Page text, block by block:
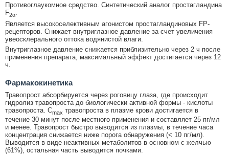
Противоглаукомное средство. Синтетический аналог простагландина
F2α
Является высокоселективным агонистом простагландиновых FP-
рецепторов. Снижает внутриглазное давление за счет увеличения
увеосклерального оттока водянистой влаги.
Внутриглазное давление снижается приблизительно через 2 ч после
применения препарата, максимальный эффект достигается через 12
ч.
Фармакокинетика
Травопрост абсорбируется через роговицу глаза, где происходит
гидролиз травопроста до биологически активной формы - кислоты
травопроста. Cmax травопроста в плазме крови достигается в
течение 30 минут после местного применения и составляет 25 пг/мл
и менее. Травопрост быстро выводится из плазмы, в течение часа
концентрация снижается ниже порога обнаружения (< 10 пг/мл).
Выводится в виде неактивных метаболитов в основном с желчью
(61%), остальная часть выводится почками.